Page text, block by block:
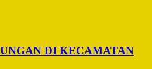
DI KECAMATAN